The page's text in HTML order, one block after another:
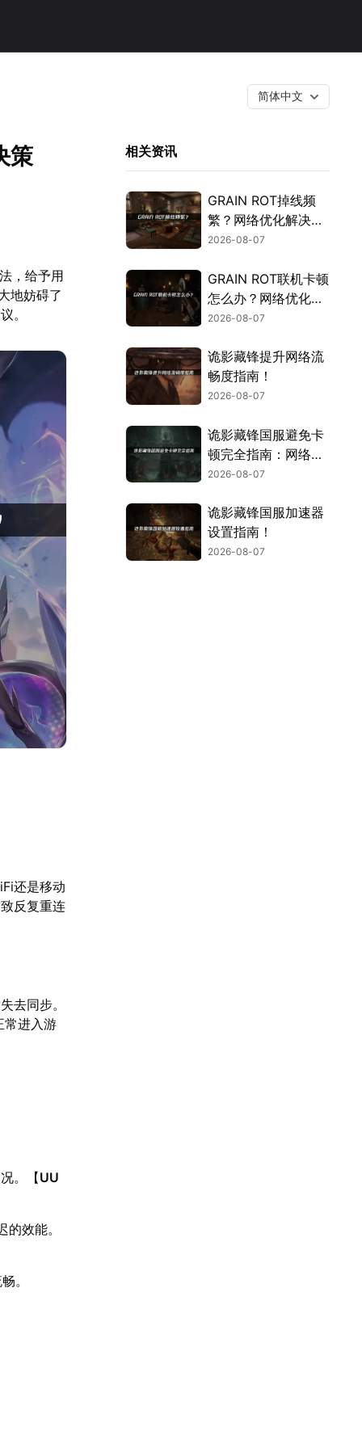
简体中文
策
，给予用
地妨碍了
。
还是移动
反复重连
去同步。
常进入游
。【UU
效能。
。
相关资讯
GRAIN ROT掉线频
繁？网络优化解决指
南！
2026-08-07
GRAIN ROT联机卡顿
怎么办？网络优化解
决方案！
2026-08-07
诡影藏锋提升网络流
畅度指南！
2026-08-07
诡影藏锋国服避免卡
顿完全指南：网络优
化与解决技巧！
2026-08-07
诡影藏锋国服加速器
设置指南！
2026-08-07